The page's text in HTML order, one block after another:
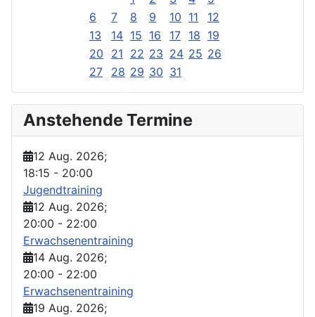
6
7 8 9 10 11
12
13
14 15 16 17 18 19
20
21 22 23 24 25 26
27
28 29 30 31
Anstehende Termine
12 Aug. 2026;
18:15 - 20:00
Jugendtraining
12 Aug. 2026;
20:00 - 22:00
Erwachsenentraining
14 Aug. 2026;
20:00 - 22:00
Erwachsenentraining
19 Aug. 2026;